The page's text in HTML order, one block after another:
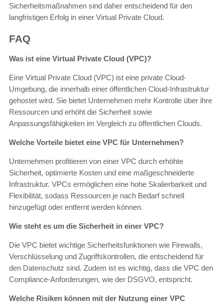
Sicherheitsmaßnahmen sind daher entscheidend für den
langfristigen Erfolg in einer Virtual Private Cloud.
FAQ
Was ist eine Virtual Private Cloud (VPC)?
Eine Virtual Private Cloud (VPC) ist eine private Cloud-
Umgebung, die innerhalb einer öffentlichen Cloud-Infrastruktur
gehostet wird. Sie bietet Unternehmen mehr Kontrolle über ihre
Ressourcen und erhöht die Sicherheit sowie
Anpassungsfähigkeiten im Vergleich zu öffentlichen Clouds.
Welche Vorteile bietet eine VPC für Unternehmen?
Unternehmen profitieren von einer VPC durch erhöhte
Sicherheit, optimierte Kosten und eine maßgeschneiderte
Infrastruktur. VPCs ermöglichen eine hohe Skalierbarkeit und
Flexibilität, sodass Ressourcen je nach Bedarf schnell
hinzugefügt oder entfernt werden können.
Wie steht es um die Sicherheit in einer VPC?
Die VPC bietet wichtige Sicherheitsfunktionen wie Firewalls,
Verschlüsselung und Zugriffskontrollen, die entscheidend für
den Datenschutz sind. Zudem ist es wichtig, dass die VPC den
Compliance-Anforderungen, wie der DSGVO, entspricht.
Welche Risiken können mit der Nutzung einer VPC